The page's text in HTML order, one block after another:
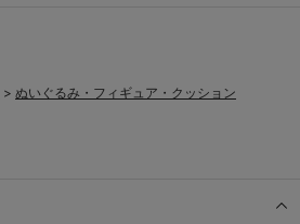
> ぬいぐるみ・フィギュア・クッション